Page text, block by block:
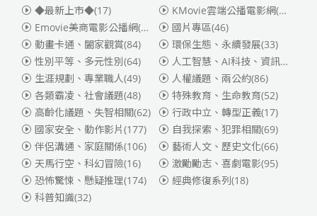
◆最新上市◆(17)
KMovie雲端公播電影網(迪士尼、福斯、索尼)
Emovie美商電影公播網(華納)
(186)
國片專區(46)
動畫卡通、闔家觀賞(84) 環保生態、永續發展(33)
性別平等、多元性別(64) 人工智慧、AI科技、資訊安全
生涯規劃、專業職人(49) 人權議題、兩公約(86)
各類霸凌、社會議題(48) 特殊教育、生命教育(52)
高齡化議題、失智相關(62) 行政中立、轉型正義(17)
國家安全、動作影片(177) 自我探索、犯罪相關(69)
伴侶溝通、家庭關係(106) 藝術人文、歷史文化(66)
天馬行空、科幻冒險(16) 激勵勵志、喜劇電影(95)
恐怖驚悚、懸疑推理(174) 經典修復系列(18)
科普知識(32)